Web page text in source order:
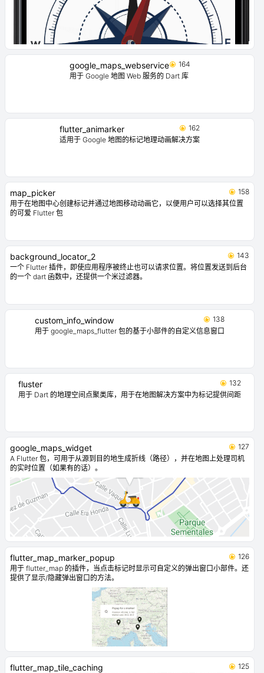
google_maps_webservice
164
用于 Google 地图 Web 服务的 Dart 库
flutter_animarker
162
适用于 Google 地图的标记地理动画解决方案
map_picker
158
用于在地图中心创建标记并通过地图移动动画它，以便用户可以选择其位置
的可爱 Flutter 包
background_locator_2
143
一个 Flutter 插件，即使应用程序被终止也可以请求位置。将位置发送到后台
的一个 dart 函数中，还提供一个米过滤器。
custom_info_window
138
用于 google_maps_flutter 包的基于小部件的自定义信息窗口
fluster
132
用于 Dart 的地理空间点聚类库，用于在地图解决方案中为标记提供间距
google_maps_widget
127
A Flutter 包，可用于从源到目的地生成折线（路径），并在地图上处理司机
的实时位置（如果有的话）。
flutter_map_marker_popup
126
用于 flutter_map 的插件，当点击标记时显示可自定义的弹出窗口小部件。还
提供了显示/隐藏弹出窗口的方法。
flutter_map_tile_caching
125